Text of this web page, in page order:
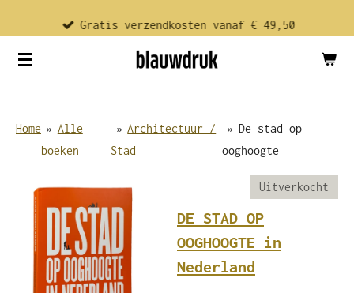
direct
naar
Gratis verzendkosten vanaf € 49,50
Home » Alle
boeken
» Architectuur /
Stad
» De stad op
ooghoogte
Uitverkocht
DE STAD OP
OOGHOOGTE in
Nederland